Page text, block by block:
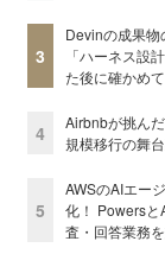
3
Devinの成果物
「ハーネス設
た後に確かめ
4
Airbnbが挑ん
規模移行の舞
5
AWSのAIエー
化！ Powers
査・回答業務